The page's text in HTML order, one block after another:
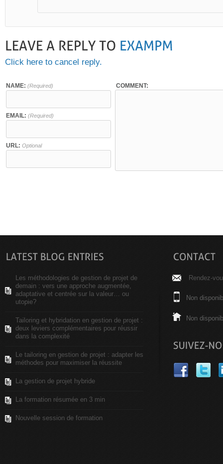
Click here to cancel reply.
NAME: (Required)
EMAIL: (Required)
URL: Optional
COMMENT:
Les méthodologies de gestion de projet de
demain : vers une approche augmentée,
adaptative et centrée sur la valeur… ou
utopie?
Tailoring et hybridation en gestion de projet :
deux leviers complémentaires pour réussir
dans la complexité
Le tailoring en gestion de projet : adapter les
méthodes pour maximiser la réussite
La gestion de projet hybride
La formation résumée en 3 min
Nouvelle session de formation
Rendez-
Non
Non